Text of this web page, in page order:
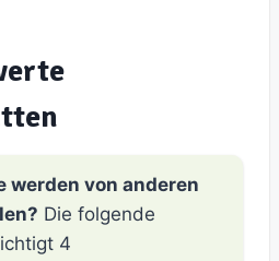
werden von anderen
Die folgende
4